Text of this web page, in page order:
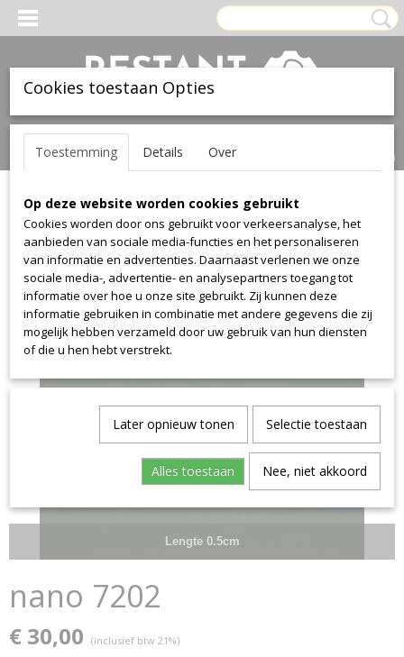
Inloggen Registreren
(0)
Home >Leer>Ohmann>nano>nano 7202
Lengte 0.5cm
nano 7202
€ 30,00 (inclusief btw 21%)
Cookies toestaan Opties
Toestemming Details Over
Op deze website worden cookies gebruikt
Cookies worden door ons gebruikt voor verkeersanalyse, het
aanbieden van sociale media-functies en het personaliseren
van informatie en advertenties. Daarnaast verlenen we onze
sociale media-, advertentie- en analysepartners toegang tot
informatie over hoe u onze site gebruikt. Zij kunnen deze
informatie gebruiken in combinatie met andere gegevens die zij
mogelijk hebben verzameld door uw gebruik van hun diensten
of die u hen hebt verstrekt.
Later opnieuw tonen Selectie toestaan
Alles toestaan Nee, niet akkoord